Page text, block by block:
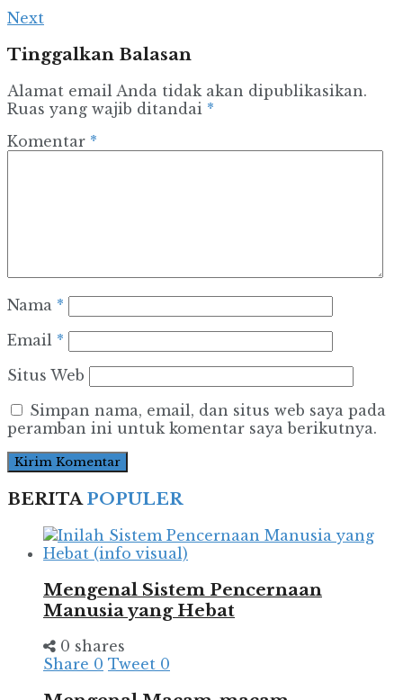
Next
Tinggalkan Balasan
Alamat email Anda tidak akan dipublikasikan.
Ruas yang wajib ditandai *
Komentar *
Nama *
Email *
Situs Web
Simpan nama, email, dan situs web saya pada
peramban ini untuk komentar saya berikutnya.
BERITAPOPULER
Mengenal Sistem Pencernaan
Manusia yang Hebat
0 shares
Share 0 Tweet 0